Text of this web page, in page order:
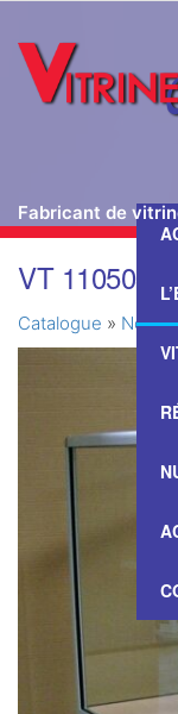
Fabricant de
VT 1105034
Catalogue » Nos